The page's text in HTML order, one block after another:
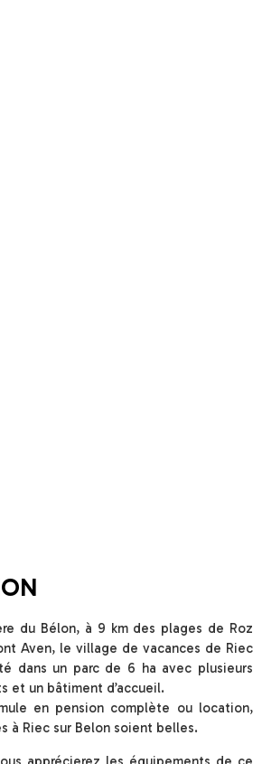
du Bélon, à 9 km des plages de Roz
Aven, le village de vacances de Riec
dans un parc de 6 ha avec plusieurs
et un bâtiment d’accueil.
en pension complète ou location,
à Riec sur Belon soient belles.